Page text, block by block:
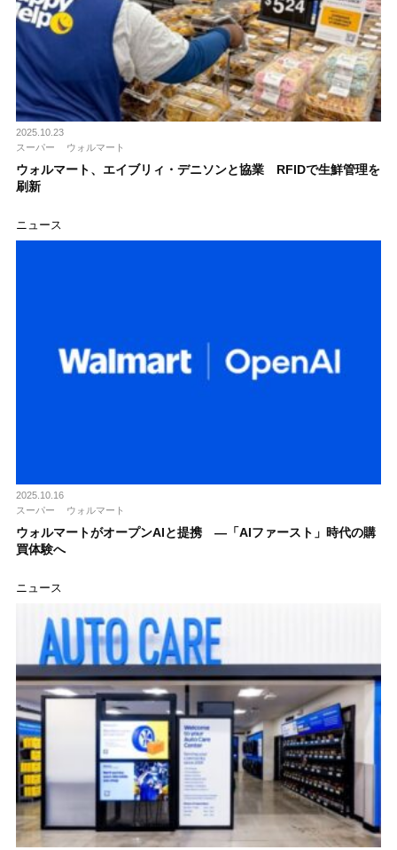
2025.10.23
スーパー
ウォルマート
ウォルマート、エイブリィ・デニソンと協業 RFIDで生鮮管理を
刷新
ニュース
2025.10.16
スーパー
ウォルマート
ウォルマートがオープンAIと提携 ―「AIファースト」時代の購
買体験へ
ニュース